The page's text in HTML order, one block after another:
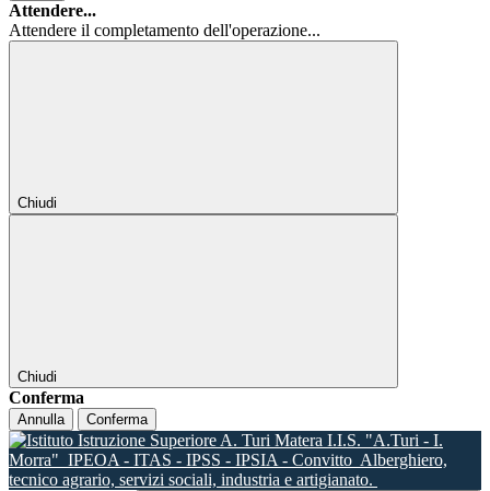
Attendere...
Attendere il completamento dell'operazione...
Chiudi
Chiudi
Conferma
Annulla Conferma
I.I.S. "A.Turi - I.
Morra" IPEOA - ITAS - IPSS - IPSIA - Convitto Alberghiero,
tecnico agrario, servizi sociali, industria e artigianato.